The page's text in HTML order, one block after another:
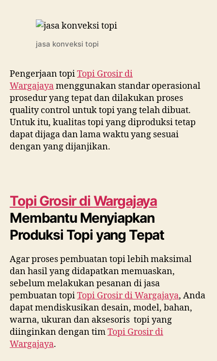
jasa konveksi topi
Pengerjaan topiTopi Grosir di
Wargajayamenggunakan standar operasional
prosedur yang tepat dan dilakukan proses
quality control untuk topi yang telah dibuat.
Untuk itu, kualitas topi yang diproduksi tetap
dapat dijaga dan lama waktu yang sesuai
dengan yang dijanjikan.
Topi Grosir di Wargajaya
Membantu Menyiapkan
Produksi Topi yang Tepat
Agar proses pembuatan topi lebih maksimal
dan hasil yang didapatkan memuaskan,
sebelum melakukan pesanan di jasa
pembuatan topiTopi Grosir diWargajaya, Anda
dapat mendiskusikan desain, model, bahan,
warna, ukuran dan aksesoris topi yang
diinginkan dengan timTopi Grosir di
Wargajaya.